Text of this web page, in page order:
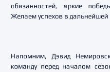
обязанностей, яркие
Желаем успехов в дальнейшей
Напомним, Дэвид
команду перед началом